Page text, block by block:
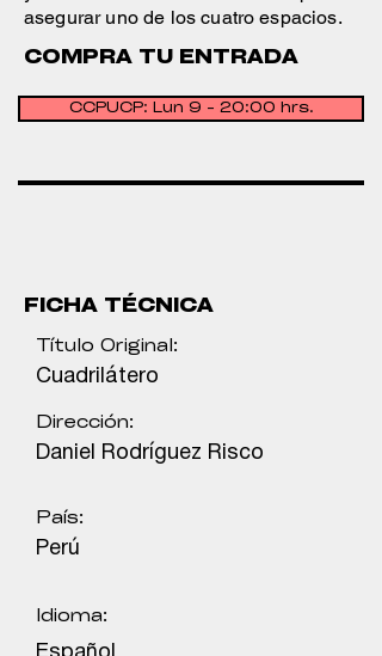
asegurar uno de los cuatro espacios.
COMPRA TU ENTRADA
CCPUCP: Lun 9 - 20:00 hrs.
FICHA TÉCNICA
Título Original:
Cuadrilátero
Dirección:
Daniel Rodríguez Risco
País:
Perú
Idioma: